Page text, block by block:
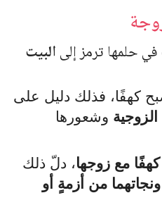
حلمها ترمز إلىالبيت
كهفًا، فذلك دليل على
الزوجية وشعورها
مع زوجها، دلّ ذلك
ونجاتهما من أزمةٍ أو